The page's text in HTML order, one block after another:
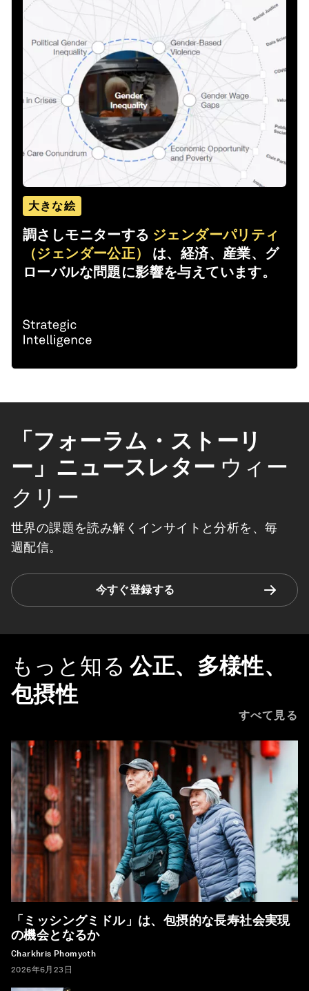
大きな絵
調さしモニターする ジェンダーパリティ
（ジェンダー公正）
は、経済、産業、グ
ローバルな問題に影響を与えています。
「フォーラム・ストーリ
ー」ニュースレター ウィー
クリー
世界の課題を読み解くインサイトと分析を、毎
週配信。
今すぐ登録する
もっと知る 公正、多様性、
包摂性
すべて見る
「ミッシングミドル」は、包摂的な長寿社会実現
の機会となるか
Charkhris Phomyoth
2026年6月23日